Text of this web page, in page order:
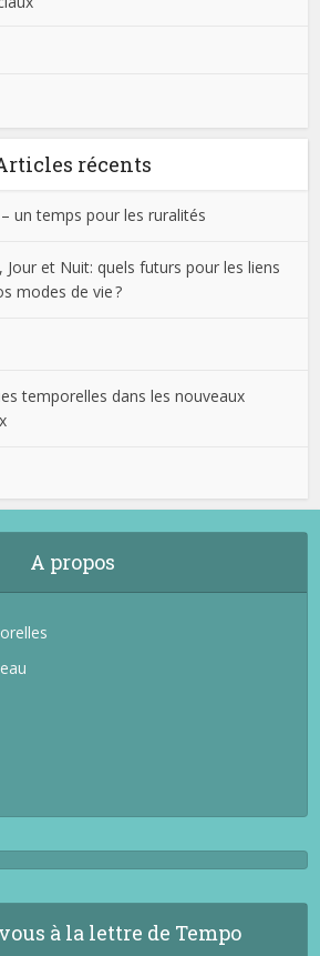
récents
un temps pour les ruralités
Jour et Nuit: quels futurs pour les liens
modes de vie ?
temporelles dans les nouveaux
A propos
à la lettre de Tempo